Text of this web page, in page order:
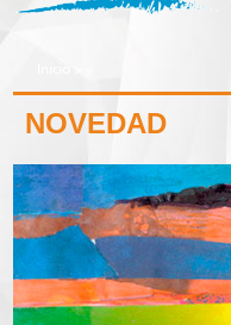
NOVEDAD